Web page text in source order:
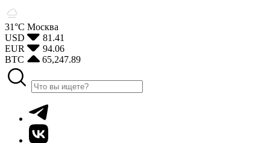
31°С Москва
USD
81.41
EUR
94.06
BTC
65,247.89